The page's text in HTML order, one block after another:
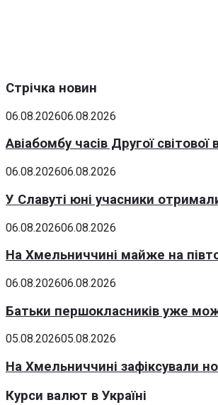
Стрічка новин
06.08.202606.08.2026
Авіабомбу часів Другої
06.08.202606.08.2026
У Славуті юні учасники
06.08.202606.08.2026
На Хмельниччині майже на
06.08.202606.08.2026
Батьки першокласників уже
05.08.202605.08.2026
На Хмельниччині зафіксували
Курси валют в Україні